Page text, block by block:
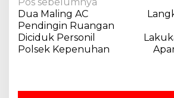
N
a
v
i
a
Dua Maling AC
Pendingin Ruangan
Diciduk Personil
Polsek Kepenuhan